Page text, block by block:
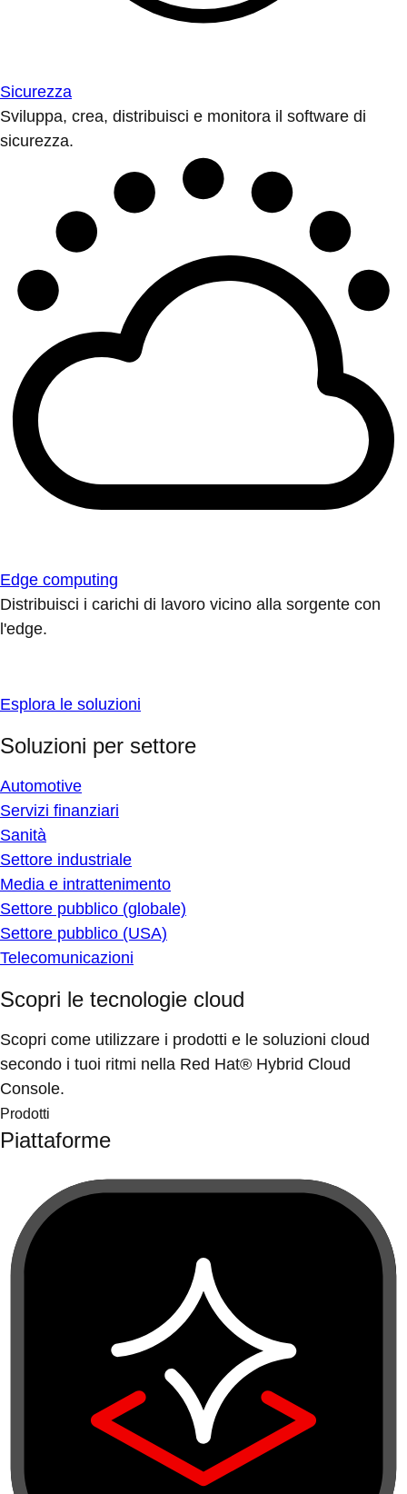
Sicurezza
Sviluppa, crea, distribuisci e monitora il software di
sicurezza.
Edge computing
Distribuisci i carichi di lavoro vicino alla sorgente con
l'edge.
Esplora le soluzioni
Soluzioni per settore
Automotive
Servizi finanziari
Sanità
Settore industriale
Media e intrattenimento
Settore pubblico (globale)
Settore pubblico (USA)
Telecomunicazioni
Scopri le tecnologie cloud
Scopri come utilizzare i prodotti e le soluzioni cloud
secondo i tuoi ritmi nella Red Hat® Hybrid Cloud
Console.
Prodotti
Piattaforme